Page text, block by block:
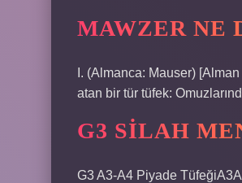
MAWZER NE
I. (Almanca: Mauser)
atan bir tür tüfek:
G3 SILAH
G3 A3-A4 Piyade